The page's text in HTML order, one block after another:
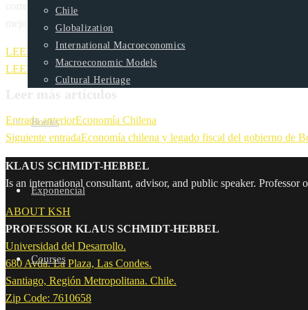
Chile
Globalization
International Macroeconomics
Macroeconomic Models
Cultural Heritage
Books
Exponencial
Courses
corregir los desequilibrios heredados. Advierte que el principal
mejorar la credibilidad económica del país.
LEER ENTREVISTA PARTE 1
LEER ENTREVISTA PARTE 2
Entrada anteriorEconomía Chilena
Siguiente entradaEconomía chilena y legado fiscal del gobierno de
KLAUS SCHMIDT-HEBBEL
Is an international consultant, advisor, and public speaker.
ABOUT KSH
PROFESSOR KLAUS SCHMIDT-HEBBEL
Universidad del Desarrollo.
680 Avda. La Plaza, Las Condes.
Santiago, Región Metropolitana. Chile.
Zip Code: 7610658